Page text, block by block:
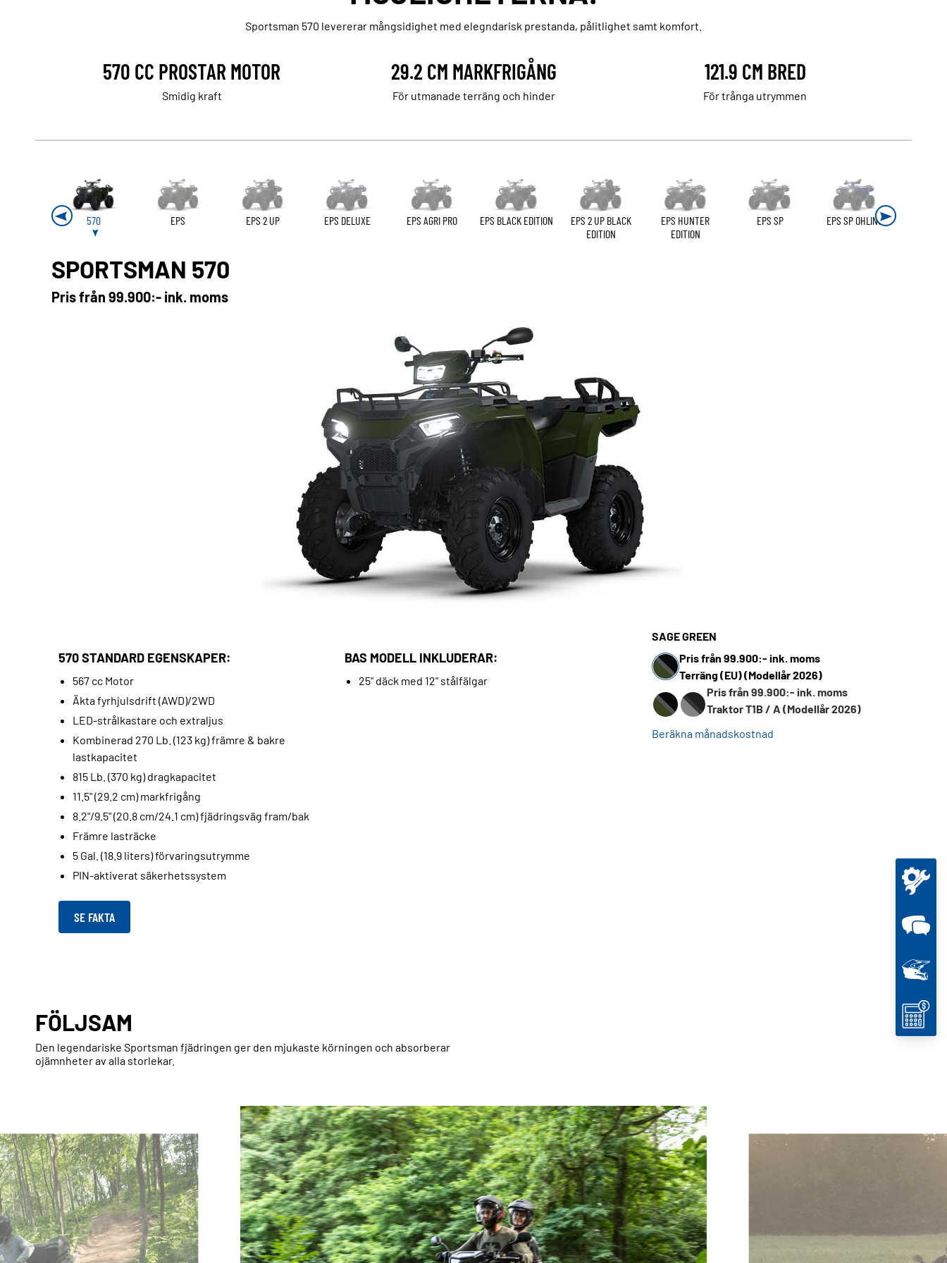
Sportsman 570 levererar mångsidighet med elegndarisk prestanda, pålitlighet samt komfort.
570 CC PROSTAR MOTOR
Smidig kraft
29.2 CM MARKFRIGÅNG
För utmanade terräng och hinder
121.9 CM BRED
För trånga utrymmen
570 EPS EPS 2 UP EPS DELUXE EPS AGRI PRO EPS BLACK EDITION
EPS 2 UP BLACK
EDITION
EPS HUNTER
EDITION
EPS SP EPS SP OHLINS
SPORTSMAN 570
Pris från 99.900:- ink. moms
SAGE GREEN
Pris från 99.900:- ink. moms
Terräng (EU) (Modellår 2026)
Pris från 99.900:- ink. moms
Traktor T1B / A (Modellår 2026)
Beräkna månadskostnad
570 STANDARD EGENSKAPER:
567 cc Motor
Äkta fyrhjulsdrift (AWD)/2WD
LED-strålkastare och extraljus
Kombinerad 270 Lb. (123 kg) främre & bakre
lastkapacitet
815 Lb. (370 kg) dragkapacitet
11.5" (29.2 cm) markfrigång
8.2"/9.5" (20.8 cm/24.1 cm) fjädringsväg fram/bak
Främre lasträcke
5 Gal. (18.9 liters) förvaringsutrymme
PIN-aktiverat säkerhetssystem
BAS MODELL INKLUDERAR:
25" däck med 12" stålfälgar
SE FAKTA
FÖLJSAM
Den legendariske Sportsman fjädringen ger den mjukaste körningen och absorberar
ojämnheter av alla storlekar.